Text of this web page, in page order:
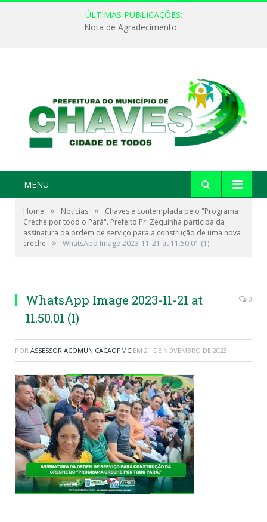
ÚLTIMAS PUBLICAÇÕES:
Nota de Agradecimento
MENU
Home » Notícias »
Chaves é contemplada pelo "Programa
Creche por todo o Pará". Prefeito Pr. Zequinha participa da
assinatura da ordem de serviço para a construção de uma nova
creche
» WhatsApp Image 2023-11-21 at 11.50.01 (1)
WhatsApp Image 2023-11-21 at
11.50.01 (1)
0
POR ASSESSORIACOMUNICACAOPMC EM 21 DE NOVEMBRO DE 2023